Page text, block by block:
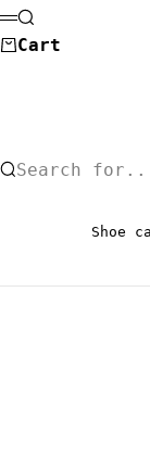
Skip to content
Menu
Search
Cart
Search for...
Shoe